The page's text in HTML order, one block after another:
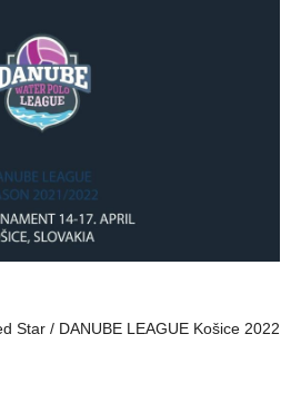
Star / DANUBE LEAGUE Košice 2022